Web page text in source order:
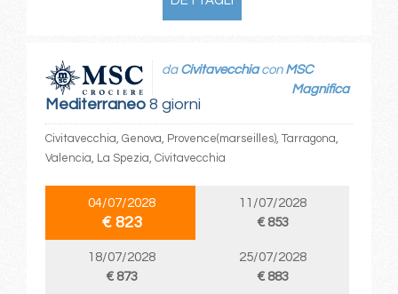
Mediterraneo8 giorni
da Civitavecchiacon MSC
Magnifica
Civitavecchia, Genova, Provence(marseilles), Tarragona,
Valencia, La Spezia, Civitavecchia
04/07/2028
€ 823
11/07/2028
€ 853
18/07/2028
€ 873
25/07/2028
€ 883